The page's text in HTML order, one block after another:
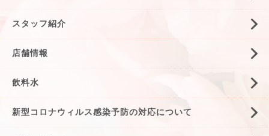
スタッフ紹介
店舗情報
飲料水
新型コロナウィルス感染予防の対応について